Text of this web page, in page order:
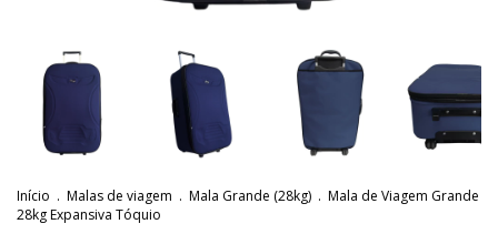
Início . Malas de viagem . Mala Grande (28kg) . Mala de Viagem Grande
28kg Expansiva Tóquio